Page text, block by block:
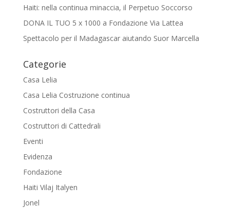
Haiti: nella continua minaccia, il Perpetuo Soccorso
DONA IL TUO 5 x 1000 a Fondazione Via Lattea
Spettacolo per il Madagascar aiutando Suor Marcella
Categorie
Casa Lelia
Casa Lelia Costruzione continua
Costruttori della Casa
Costruttori di Cattedrali
Eventi
Evidenza
Fondazione
Haiti Vilaj Italyen
Jonel